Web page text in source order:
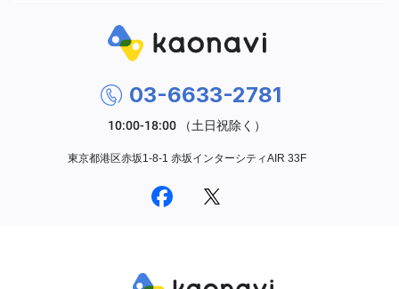
03-6633-2781
東京都港区赤坂1-8-1 赤坂インターシティAIR 33F